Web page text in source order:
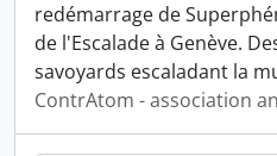
redémarrage de
de l'Escalade à Genève.
savoyards escaladant la
ContrAtom - association